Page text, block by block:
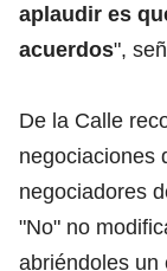
aplaudir es
acuerdos",
De la Calle
negociaciones
negociadores
"No" no
abriéndoles un